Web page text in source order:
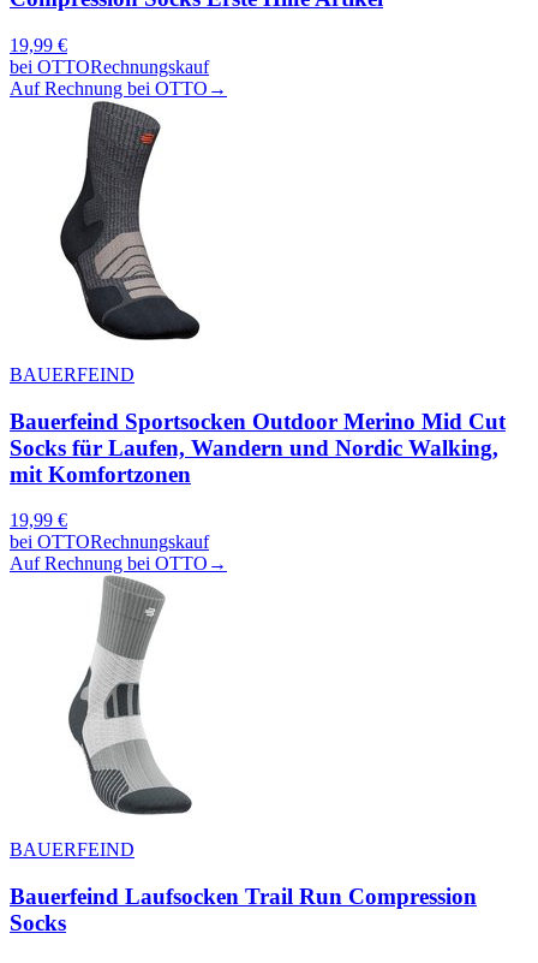
19,99 €
bei OTTORechnungskauf
Auf Rechnung bei OTTO →
BAUERFEIND
Bauerfeind Sportsocken Outdoor Merino Mid Cut
Socks für Laufen, Wandern und Nordic Walking,
mit Komfortzonen
19,99 €
bei OTTORechnungskauf
Auf Rechnung bei OTTO →
BAUERFEIND
Bauerfeind Laufsocken Trail Run Compression
Socks